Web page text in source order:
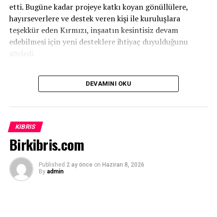
etti. Bugüne kadar projeye katkı koyan gönüllülere,
hayırseverlere ve destek veren kişi ile kuruluşlara
teşekkür eden Kırmızı, inşaatın kesintisiz devam
edebilmesi için yeni desteklere ihtiyaç duyulduğunu
söyledi.
Özellikle tuğla başta olmak üzere çeşitli inşaat
malzemelerinin temin edilmesinin önem taşıdığını
ülkenin geleceğine yatırım yapma anlayışıyla bugünlere
geldiğini kaydetti.
“Bu Proje Gençlerin Geleceğine Yapılan
Yatırımdır”
DEVAMINI OKU
KIBRIS
Birkibris.com
Published 2 ay önce on Haziran 8, 2026
By admin